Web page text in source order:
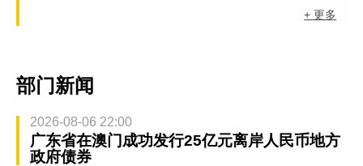
+ 更多
部门新闻
2026-08-06 22:00
广东省在澳门成功发行25亿元离岸人民币地方
政府债券